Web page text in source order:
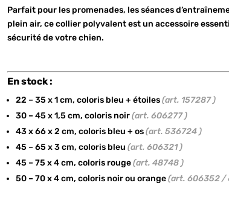
Parfait pour les promenades, les séances
plein air, ce collier polyvalent est un accessoire
sécurité de votre chien.
En stock :
22 – 35 x 1 cm, coloris bleu + étoiles(art. 157287 )
30 – 45 x 1,5 cm, coloris noir(art. 606277 )
43 x 66 x 2 cm, coloris bleu + os(art. 536724 )
45 – 65 x 3 cm, coloris bleu (art. 606321 )
45 – 75 x 4 cm, coloris rouge(art. 48748 )
50 – 70 x 4 cm, coloris noir ou orange(art. 606352 /